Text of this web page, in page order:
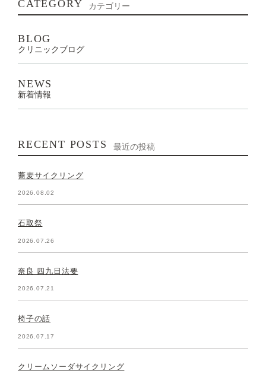
CATEGORY カテゴリー
BLOG
クリニックブログ
NEWS
新着情報
RECENT POSTS 最近の投稿
蕎麦サイクリング
2026.08.02
石取祭
2026.07.26
奈良 四九日法要
2026.07.21
椅子の話
2026.07.17
クリームソーダサイクリング